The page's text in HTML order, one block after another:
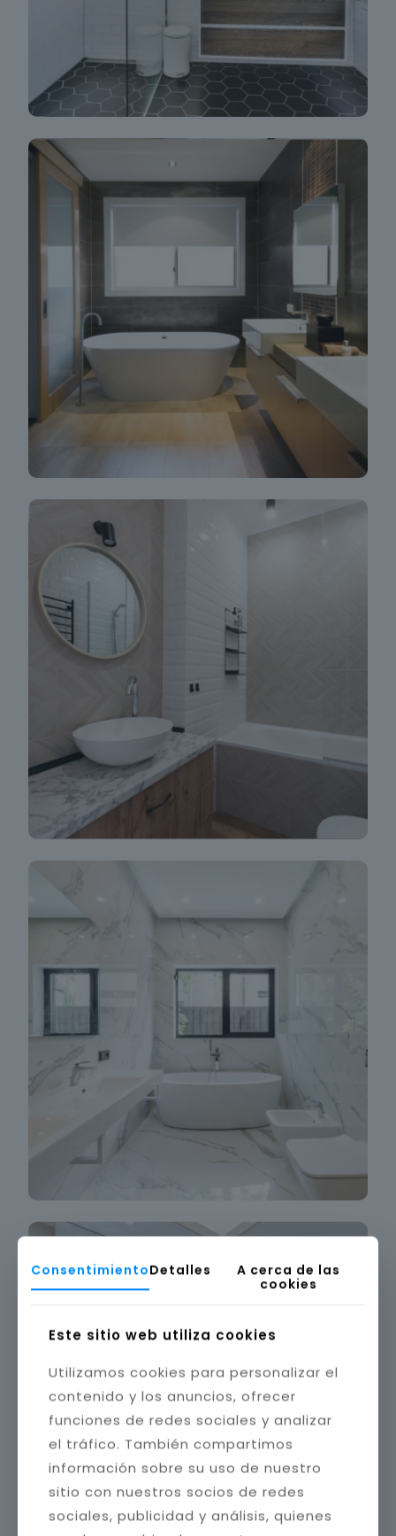
ConsentimientoDetalles
A cerca de las
cookies
Este sitio web utiliza cookies
Utilizamos cookies para personalizar el
contenido y los anuncios, ofrecer
funciones de redes sociales y analizar
el tráfico. También compartimos
información sobre su uso de nuestro
sitio con nuestros socios de redes
sociales, publicidad y análisis, quienes